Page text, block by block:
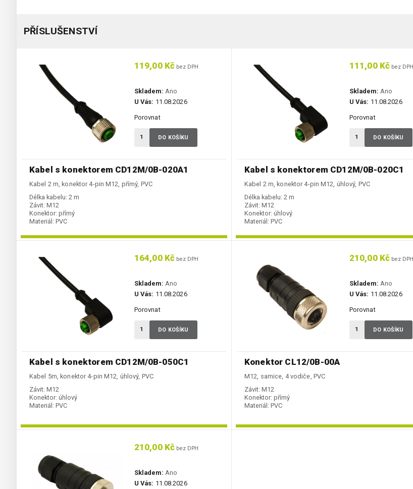
PŘÍSLUŠENSTVÍ
Kabel s konektorem CD12M/0B-020A1
Kabel 2 m, konektor 4-pin M12, přímý, PVC
Délka kabelu: 2 m
Závit: M12
Konektor: přímý
Materiál: PVC
119,00 Kč bez DPH
Skladem: Ano
U Vás: 11.08.2026
Porovnat
DO KOŠÍKU
Kabel s konektorem CD12M/0B-020C1
Kabel 2 m, konektor 4-pin M12, úhlový, PVC
Délka kabelu: 2 m
Závit: M12
Konektor: úhlový
Materiál: PVC
111,00 Kč bez DPH
Skladem: Ano
U Vás: 11.08.2026
Porovnat
DO KOŠÍKU
Kabel s konektorem CD12M/0B-050C1
Kabel 5m, konektor 4-pin M12, úhlový, PVC
Závit: M12
Konektor: úhlový
Materiál: PVC
164,00 Kč bez DPH
Skladem: Ano
U Vás: 11.08.2026
Porovnat
DO KOŠÍKU
Konektor CL12/0B-00A
M12, samice, 4 vodiče, PVC
Závit: M12
Konektor: přímý
Materiál: PVC
210,00 Kč bez DPH
Skladem: Ano
U Vás: 11.08.2026
Porovnat
DO KOŠÍKU
210,00 Kč bez DPH
Skladem: Ano
U Vás: 11.08.2026